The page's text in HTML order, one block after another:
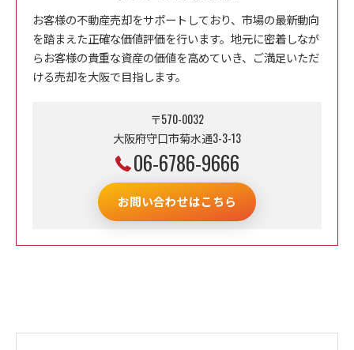
お客様の不動産売却をサポートしており、市場の最新動向
を踏まえた正確な価値評価を行います。地元に密着しなが
らお客様の貴重な資産の価値を高めていき、ご満足いただ
ける売却を大阪で目指します。
〒570-0032
大阪府守口市菊水通3-3-13
06-6786-9666
お問い合わせはこちら